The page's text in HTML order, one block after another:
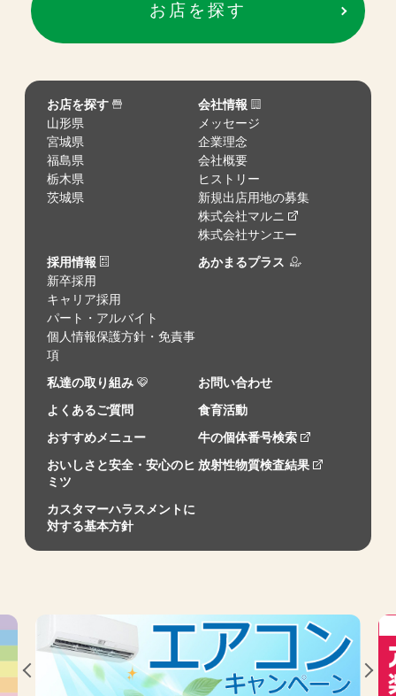
お店を探す
お店を探す
山形県
宮城県
福島県
栃木県
茨城県
会社情報
メッセージ
企業理念
会社概要
ヒストリー
新規出店用地の募集
株式会社マルニ
株式会社サンエー
採用情報
新卒採用
キャリア採用
パート・アルバイト
個人情報保護方針・免責事
項
あかまるプラス
私達の取り組み
お問い合わせ
よくあるご質問
食育活動
おすすめメニュー
牛の個体番号検索
おいしさと安全・安心のヒ
ミツ
放射性物質検査結果
カスタマーハラスメントに
対する基本方針